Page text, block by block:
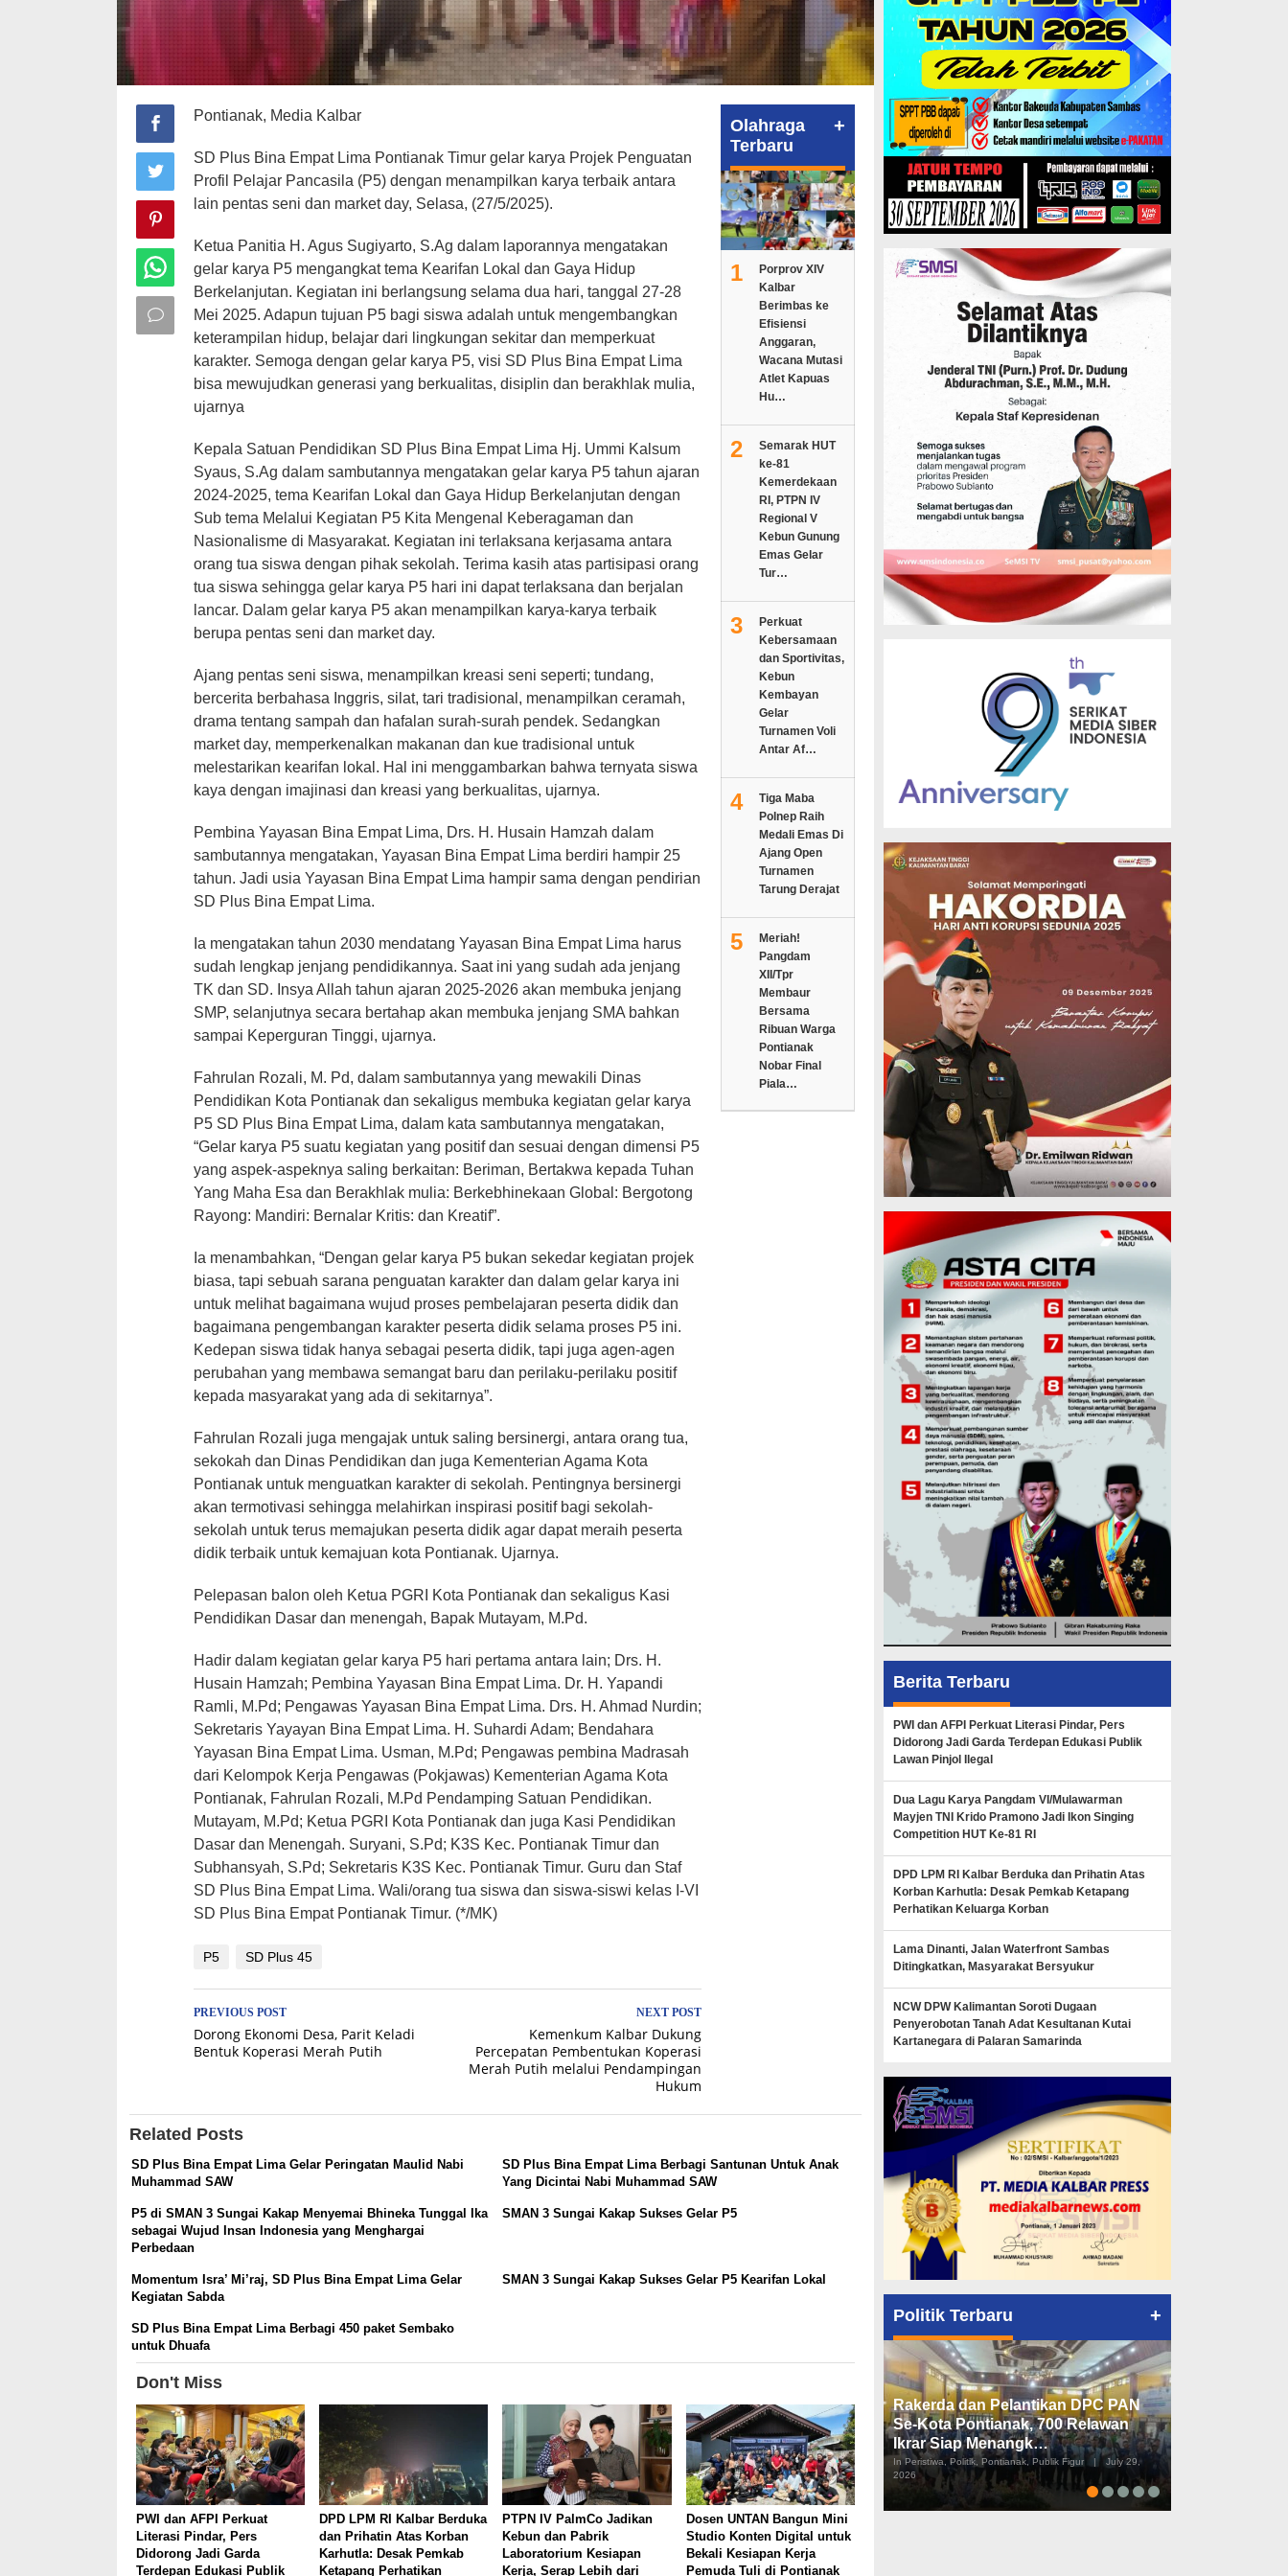
Pontianak, Media Kalbar
SD Plus Bina Empat Lima Pontianak Timur gelar karya Projek Penguatan
Profil Pelajar Pancasila (P5) dengan menampilkan karya terbaik antara
lain pentas seni dan market day, Selasa, (27/5/2025).
Ketua Panitia H. Agus Sugiyarto, S.Ag dalam laporannya mengatakan
gelar karya P5 mengangkat tema Kearifan Lokal dan Gaya Hidup
Berkelanjutan. Kegiatan ini berlangsung selama dua hari, tanggal 27-28
Mei 2025. Adapun tujuan P5 bagi siswa adalah untuk mengembangkan
keterampilan hidup, belajar dari lingkungan sekitar dan memperkuat
karakter. Semoga dengan gelar karya P5, visi SD Plus Bina Empat Lima
bisa mewujudkan generasi yang berkualitas, disiplin dan berakhlak mulia,
ujarnya
Kepala Satuan Pendidikan SD Plus Bina Empat Lima Hj. Ummi Kalsum
Syaus, S.Ag dalam sambutannya mengatakan gelar karya P5 tahun ajaran
2024-2025, tema Kearifan Lokal dan Gaya Hidup Berkelanjutan dengan
Sub tema Melalui Kegiatan P5 Kita Mengenal Keberagaman dan
Nasionalisme di Masyarakat. Kegiatan ini terlaksana kerjasama antara
orang tua siswa dengan pihak sekolah. Terima kasih atas partisipasi orang
tua siswa sehingga gelar karya P5 hari ini dapat terlaksana dan berjalan
lancar. Dalam gelar karya P5 akan menampilkan karya-karya terbaik
berupa pentas seni dan market day.
Ajang pentas seni siswa, menampilkan kreasi seni seperti; tundang,
bercerita berbahasa Inggris, silat, tari tradisional, menampilkan ceramah,
drama tentang sampah dan hafalan surah-surah pendek. Sedangkan
market day, memperkenalkan makanan dan kue tradisional untuk
melestarikan kearifan lokal. Hal ini menggambarkan bahwa ternyata siswa
kaya dengan imajinasi dan kreasi yang berkualitas, ujarnya.
Pembina Yayasan Bina Empat Lima, Drs. H. Husain Hamzah dalam
sambutannya mengatakan, Yayasan Bina Empat Lima berdiri hampir 25
tahun. Jadi usia Yayasan Bina Empat Lima hampir sama dengan pendirian
SD Plus Bina Empat Lima.
Ia mengatakan tahun 2030 mendatang Yayasan Bina Empat Lima harus
sudah lengkap jenjang pendidikannya. Saat ini yang sudah ada jenjang
TK dan SD. Insya Allah tahun ajaran 2025-2026 akan membuka jenjang
SMP, selanjutnya secara bertahap akan membuka jenjang SMA bahkan
sampai Keperguran Tinggi, ujarnya.
Fahrulan Rozali, M. Pd, dalam sambutannya yang mewakili Dinas
Pendidikan Kota Pontianak dan sekaligus membuka kegiatan gelar karya
P5 SD Plus Bina Empat Lima, dalam kata sambutannya mengatakan,
“Gelar karya P5 suatu kegiatan yang positif dan sesuai dengan dimensi P5
yang aspek-aspeknya saling berkaitan: Beriman, Bertakwa kepada Tuhan
Yang Maha Esa dan Berakhlak mulia: Berkebhinekaan Global: Bergotong
Rayong: Mandiri: Bernalar Kritis: dan Kreatif”.
Ia menambahkan, “Dengan gelar karya P5 bukan sekedar kegiatan projek
biasa, tapi sebuah sarana penguatan karakter dan dalam gelar karya ini
untuk melihat bagaimana wujud proses pembelajaran peserta didik dan
bagaimana pengembangan karakter peserta didik selama proses P5 ini.
Kedepan siswa tidak hanya sebagai peserta didik, tapi juga agen-agen
perubahan yang membawa semangat baru dan perilaku-perilaku positif
kepada masyarakat yang ada di sekitarnya”.
Fahrulan Rozali juga mengajak untuk saling bersinergi, antara orang tua,
sekokah dan Dinas Pendidikan dan juga Kementerian Agama Kota
Pontianak untuk menguatkan karakter di sekolah. Pentingnya bersinergi
akan termotivasi sehingga melahirkan inspirasi positif bagi sekolah-
sekolah untuk terus memajukan peserta didik agar dapat meraih peserta
didik terbaik untuk kemajuan kota Pontianak. Ujarnya.
Pelepasan balon oleh Ketua PGRI Kota Pontianak dan sekaligus Kasi
Pendidikan Dasar dan menengah, Bapak Mutayam, M.Pd.
Hadir dalam kegiatan gelar karya P5 hari pertama antara lain; Drs. H.
Husain Hamzah; Pembina Yayasan Bina Empat Lima. Dr. H. Yapandi
Ramli, M.Pd; Pengawas Yayasan Bina Empat Lima. Drs. H. Ahmad Nurdin;
Sekretaris Yayayan Bina Empat Lima. H. Suhardi Adam; Bendahara
Yayasan Bina Empat Lima. Usman, M.Pd; Pengawas pembina Madrasah
dari Kelompok Kerja Pengawas (Pokjawas) Kementerian Agama Kota
Pontianak, Fahrulan Rozali, M.Pd Pendamping Satuan Pendidikan.
Mutayam, M.Pd; Ketua PGRI Kota Pontianak dan juga Kasi Pendidikan
Dasar dan Menengah. Suryani, S.Pd; K3S Kec. Pontianak Timur dan
Subhansyah, S.Pd; Sekretaris K3S Kec. Pontianak Timur. Guru dan Staf
SD Plus Bina Empat Lima. Wali/orang tua siswa dan siswa-siswi kelas I-VI
SD Plus Bina Empat Pontianak Timur. (*/MK)
P5 SD Plus 45
Post
navigation
PREVIOUS POST
Dorong Ekonomi Desa, Parit Keladi
Bentuk Koperasi Merah Putih
NEXT POST
Kemenkum Kalbar Dukung
Percepatan Pembentukan Koperasi
Merah Putih melalui Pendampingan
Hukum
Olahraga
Terbaru
+
1
Porprov XIV
Kalbar
Berimbas ke
Efisiensi
Anggaran,
Wacana Mutasi
Atlet Kapuas
Hu…
2
Semarak HUT
ke-81
Kemerdekaan
RI, PTPN IV
Regional V
Kebun Gunung
Emas Gelar
Tur…
3
Perkuat
Kebersamaan
dan Sportivitas,
Kebun
Kembayan
Gelar
Turnamen Voli
Antar Af…
4
Tiga Maba
Polnep Raih
Medali Emas Di
Ajang Open
Turnamen
Tarung Derajat
5
Meriah!
Pangdam
XII/Tpr
Membaur
Bersama
Ribuan Warga
Pontianak
Nobar Final
Piala…
Related Posts
SD Plus Bina Empat Lima Gelar Peringatan Maulid Nabi
Muhammad SAW
SD Plus Bina Empat Lima Berbagi Santunan Untuk Anak
Yang Dicintai Nabi Muhammad SAW
P5 di SMAN 3 Sungai Kakap Menyemai Bhineka Tunggal Ika
sebagai Wujud Insan Indonesia yang Menghargai
Perbedaan
SMAN 3 Sungai Kakap Sukses Gelar P5
Momentum Isra’ Mi’raj, SD Plus Bina Empat Lima Gelar
Kegiatan Sabda
SMAN 3 Sungai Kakap Sukses Gelar P5 Kearifan Lokal
SD Plus Bina Empat Lima Berbagi 450 paket Sembako
untuk Dhuafa
Don't Miss
PWI dan AFPI Perkuat
Literasi Pindar, Pers
Didorong Jadi Garda
Terdepan Edukasi Publik
DPD LPM RI Kalbar Berduka
dan Prihatin Atas Korban
Karhutla: Desak Pemkab
Ketapang Perhatikan
PTPN IV PalmCo Jadikan
Kebun dan Pabrik
Laboratorium Kesiapan
Kerja, Serap Lebih dari
Dosen UNTAN Bangun Mini
Studio Konten Digital untuk
Bekali Kesiapan Kerja
Pemuda Tuli di Pontianak
Berita Terbaru
PWI dan AFPI Perkuat Literasi Pindar, Pers
Didorong Jadi Garda Terdepan Edukasi Publik
Lawan Pinjol Ilegal
Dua Lagu Karya Pangdam VI/Mulawarman
Mayjen TNI Krido Pramono Jadi Ikon Singing
Competition HUT Ke-81 RI
DPD LPM RI Kalbar Berduka dan Prihatin Atas
Korban Karhutla: Desak Pemkab Ketapang
Perhatikan Keluarga Korban
Lama Dinanti, Jalan Waterfront Sambas
Ditingkatkan, Masyarakat Bersyukur
NCW DPW Kalimantan Soroti Dugaan
Penyerobotan Tanah Adat Kesultanan Kutai
Kartanegara di Palaran Samarinda
Politik Terbaru +
Rakerda dan Pelantikan DPC PAN
Se-Kota Pontianak, 700 Relawan
Ikrar Siap Menangk…
In Peristiwa, Politik, Pontianak, Publik Figur |
July 29,
2026